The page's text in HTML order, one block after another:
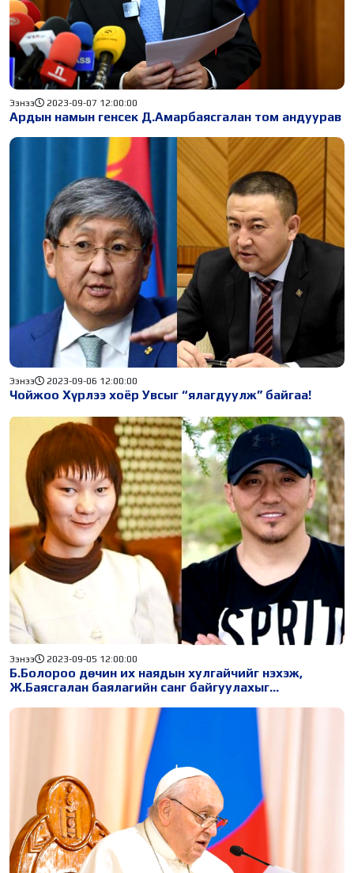
Ардын намын генсек Д.Амарбаясгалан том андуурав
Ээнээ 2023-09-07 12:00:00
Чойжоо Хүрлээ хоёр Увсыг “ялагдуулж” байгаа!
Ээнээ 2023-09-06 12:00:00
Б.Болороо дөчин их наядын хулгайчийг нэхэж,
Ж.Баясгалан баялагийн санг байгуулахыг
Ээнээ 2023-09-05 12:00:00